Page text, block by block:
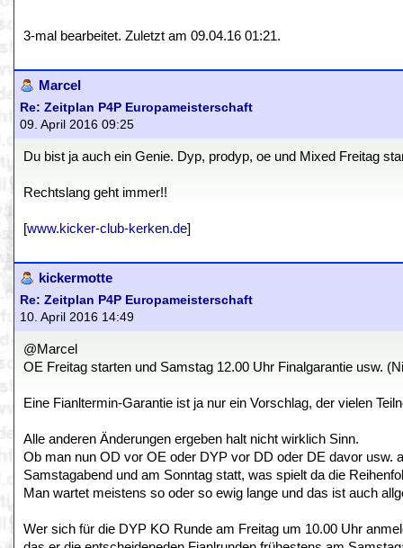
3-mal bearbeitet. Zuletzt am 09.04.16 01:21.
Marcel
Re: Zeitplan P4P Europameisterschaft
09. April 2016 09:25
Du bist ja auch ein Genie. Dyp, prodyp, oe und Mixed Freitag
Rechtslang geht immer!!
[www.kicker-club-kerken.de]
kickermotte
Re: Zeitplan P4P Europameisterschaft
10. April 2016 14:49
@Marcel
OE Freitag starten und Samstag 12.00 Uhr Finalgarantie usw.
Eine Fianltermin-Garantie ist ja nur ein Vorschlag, der vielen
Alle anderen Änderungen ergeben halt nicht wirklich Sinn.
Ob man nun OD vor OE oder DYP vor DD oder DE davor usw.
Samstagabend und am Sonntag statt, was spielt da die
Man wartet meistens so oder so ewig lange und das ist auch
Wer sich für die DYP KO Runde am Freitag um 10.00 Uhr